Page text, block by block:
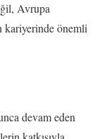
Avrupa
kariyerinde önemli
devam eden